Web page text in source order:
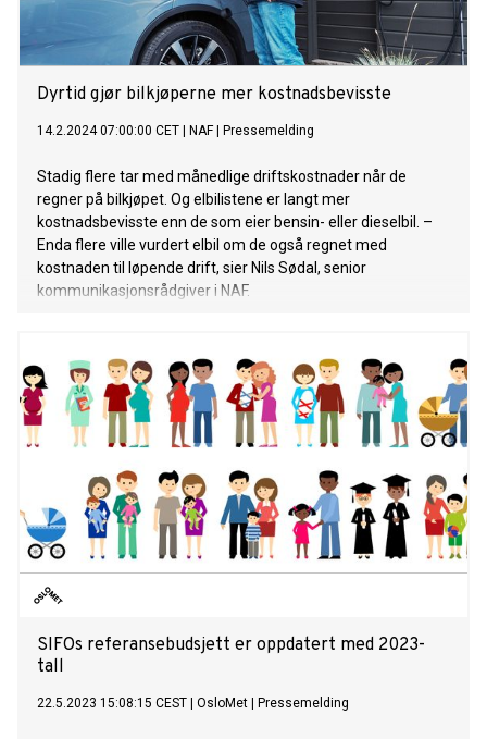
Dyrtid gjør bilkjøperne mer kostnadsbevisste
14.2.2024 07:00:00 CET NAF| Pressemelding
Stadig flere tar med månedlige driftskostnader når de
regner på bilkjøpet. Og elbilistene er langt mer
kostnadsbevisste enn de som eier bensin- eller dieselbil. –
Enda flere ville vurdert elbil om de også regnet med
kostnaden til løpende drift, sier Nils Sødal, senior
kommunikasjonsrådgiver i NAF.
SIFOs referansebudsjett er oppdatert med 2023-
tall
22.5.2023 15:08:15 CEST OsloMet Pressemelding